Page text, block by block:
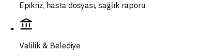
Epikriz, hasta dosyası, sağlık raporu
account_balance
Valilik & Belediye